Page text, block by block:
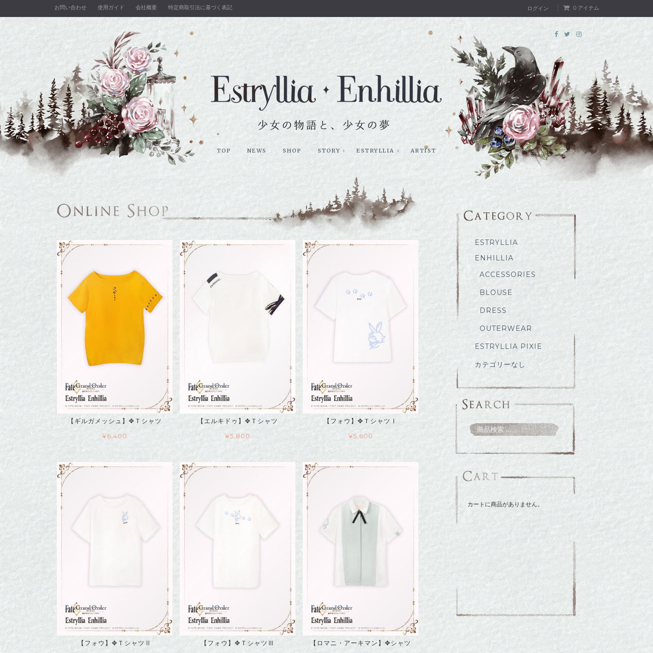
ログイン 0 アイテム
お問い合わせ 使用ガイド 会社概要 特定商取引法に基づく表記
TOP NEWS SHOP STORY ESTRYLLIA ARTIST
【ギルガメッシュ】✥Ｔシャツ
¥6,400
【エルキドゥ】✥Ｔシャツ
¥5,800
【フォウ】✥ＴシャツⅠ
¥5,600
【フォウ】✥ＴシャツⅡ 【フォウ】✥ＴシャツⅢ 【ロマニ・アーキマン】✥シャツ
ESTRYLLIA
ENHILLIA
ACCESSORIES
BLOUSE
DRESS
OUTERWEAR
ESTRYLLIA PIXIE
カテゴリーなし
象:
カートに商品がありません。